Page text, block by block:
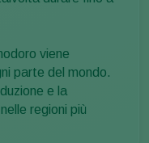
viene
parte del mondo.
e la
regioni più